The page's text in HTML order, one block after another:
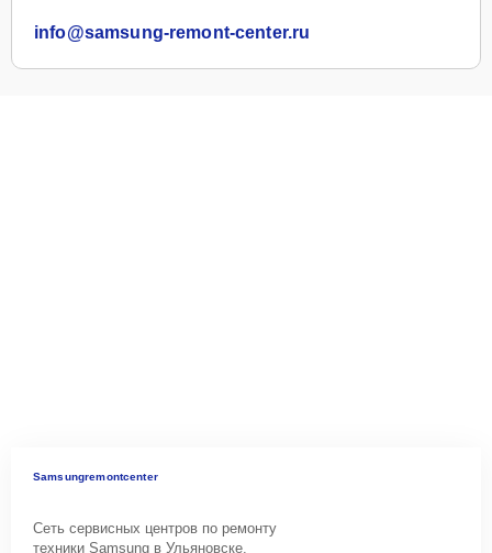
info@samsung-remont-center.ru
Samsungremontcenter
Сеть сервисных центров по ремонту
техники Samsung в Ульяновске.